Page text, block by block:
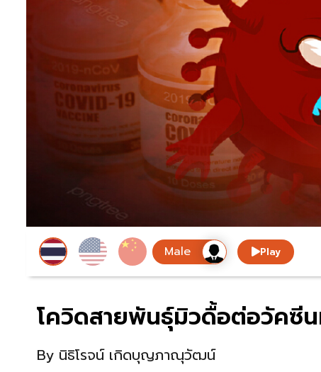
Play
โควิดสายพันธุ์มิวดื้อต่อวัคซี
By นิธิโรจน์ เกิดบุญภาณุวัฒน์